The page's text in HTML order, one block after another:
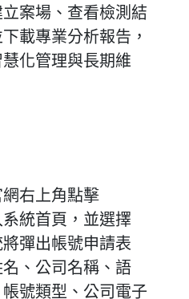
案場、查看檢測結
載專業分析報告，
化管理與長期維
右上角點擊
系統首頁，並選擇
將彈出帳號申請表
、公司名稱、語
號類型、公司電子